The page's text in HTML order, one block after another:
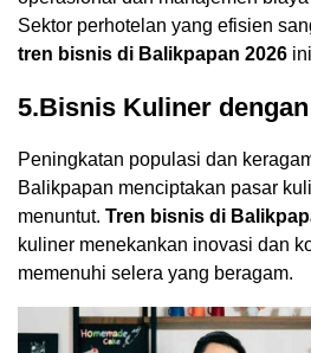
Sektor perhotelan yang efisien
tren bisnis di Balikpapan 2026
5.Bisnis Kuliner
Peningkatan populasi dan
Balikpapan menciptakan pasar
menuntut. Tren bisnis di
kuliner menekankan inovasi dan
memenuhi selera yang beragam.